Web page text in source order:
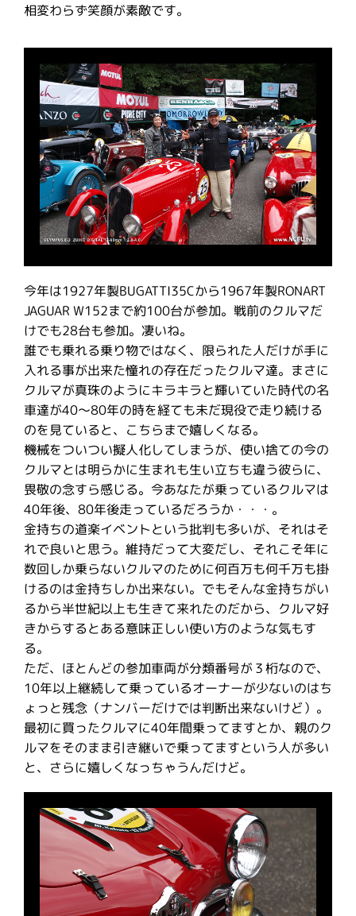
相変わらず笑顔が素敵です。
今年は1927年製BUGATTI35Cから1967年製RONART
JAGUAR W152まで約100台が参加。戦前のクルマだ
けでも28台も参加。凄いね。
誰でも乗れる乗り物ではなく、限られた人だけが手に
入れる事が出来た憧れの存在だったクルマ達。まさに
クルマが真珠のようにキラキラと輝いていた時代の名
車達が40〜80年の時を経ても未だ現役で走り続ける
のを見ていると、こちらまで嬉しくなる。
機械をついつい擬人化してしまうが、使い捨ての今の
クルマとは明らかに生まれも生い立ちも違う彼らに、
畏敬の念すら感じる。今あなたが乗っているクルマは
40年後、80年後走っているだろうか・・・。
金持ちの道楽イベントという批判も多いが、それはそ
れで良いと思う。維持だって大変だし、それこそ年に
数回しか乗らないクルマのために何百万も何千万も掛
けるのは金持ちしか出来ない。でもそんな金持ちがい
るから半世紀以上も生きて来れたのだから、クルマ好
きからするとある意味正しい使い方のような気もす
る。
ただ、ほとんどの参加車両が分類番号が３桁なので、
10年以上継続して乗っているオーナーが少ないのはち
ょっと残念（ナンバーだけでは判断出来ないけど）。
最初に買ったクルマに40年間乗ってますとか、親のク
ルマをそのまま引き継いで乗ってますという人が多い
と、さらに嬉しくなっちゃうんだけど。